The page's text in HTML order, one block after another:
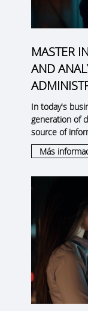
MASTER
AND
In today's
generation of
source of
Más